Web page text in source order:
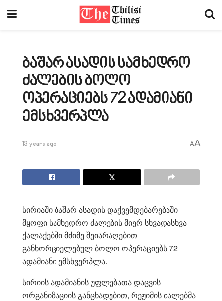
ბაშარ ასადის სამხედრო
ძალების ბოლო
ოპერაციებს 72 ადამიანი
ემსხვერპლა
13 years ago AA
სირიაში ბაშარ ასადის დაქვემდებარებაში
მყოფი სამხედრო ძალების მიერ სხვადასხვა
ქალაქებში მძიმე შეიარაღებით
განხორციელებულ ბოლო ოპერაციებს 72
ადამიანი ემსხვერპლა.
სირიის ადამიანის უფლებათა დაცვის
ორგანიზაციის განცხადებით, რეჟიმის ძალებმა